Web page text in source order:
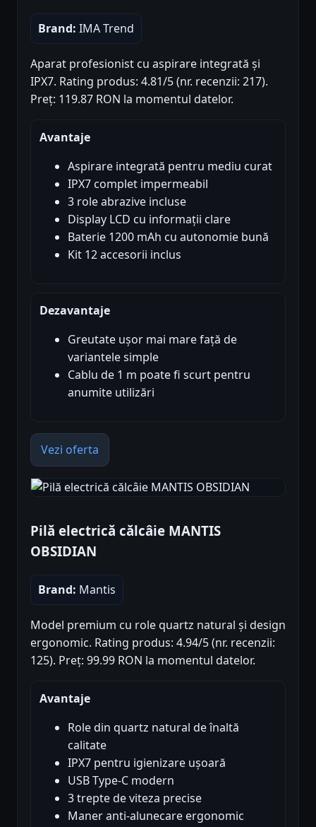
Brand: IMA Trend
Aparat profesionist cu aspirare integrată și
IPX7. Rating produs: 4.81/5 (nr. recenzii: 217).
Preț: 119.87 RON la momentul datelor.
Avantaje
Aspirare integrată pentru mediu curat
IPX7 complet impermeabil
3 role abrazive incluse
Display LCD cu informații clare
Baterie 1200 mAh cu autonomie bună
Kit 12 accesorii inclus
Dezavantaje
Greutate ușor mai mare față de
variantele simple
Cablu de 1 m poate fi scurt pentru
anumite utilizări
Vezi oferta
Pilă electrică călcâie MANTIS
OBSIDIAN
Brand: Mantis
Model premium cu role quartz natural și design
ergonomic. Rating produs: 4.94/5 (nr. recenzii:
125). Preț: 99.99 RON la momentul datelor.
Avantaje
Role din quartz natural de înaltă
calitate
IPX7 pentru igienizare ușoară
USB Type-C modern
3 trepte de viteza precise
Maner anti-alunecare ergonomic